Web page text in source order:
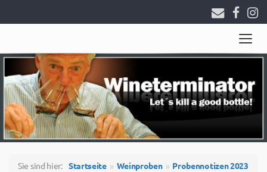
Sie sind hier: Startseite Weinproben Probennotizen 2023